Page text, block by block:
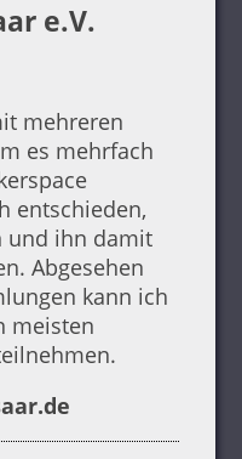
e.V.
mehreren
es mehrfach
entschieden,
und ihn damit
Abgesehen
kann ich
meisten